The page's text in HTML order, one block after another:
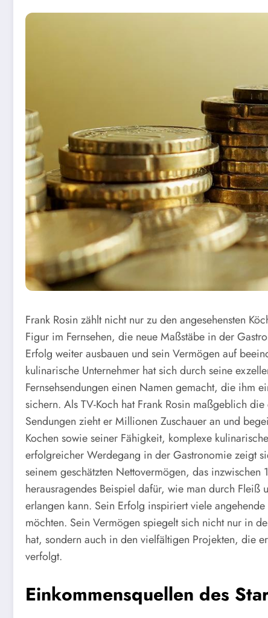
Frank Rosin zählt nicht nur zu den angesehensten
Figur im Fernsehen, die neue Maßstäbe in der
Erfolg weiter ausbauen und sein Vermögen auf
kulinarische Unternehmer hat sich durch seine
Fernsehsendungen einen Namen gemacht, die ihm
sichern. Als TV-Koch hat Frank Rosin maßgeblich
Sendungen zieht er Millionen Zuschauer an und
Kochen sowie seiner Fähigkeit, komplexe
erfolgreicher Werdegang in der Gastronomie zeigt
seinem geschätzten Nettovermögen, das
herausragendes Beispiel dafür, wie man durch Fleiß
erlangen kann. Sein Erfolg inspiriert viele
möchten. Sein Vermögen spiegelt sich nicht nur in
hat, sondern auch in den vielfältigen Projekten, die
verfolgt.
Einkommensquellen des